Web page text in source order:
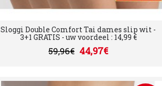
Sloggi Double Comfort Tai dames slip wit -
3+1 GRATIS - uw voordeel : 14,99 €
59,96€ 44,97€